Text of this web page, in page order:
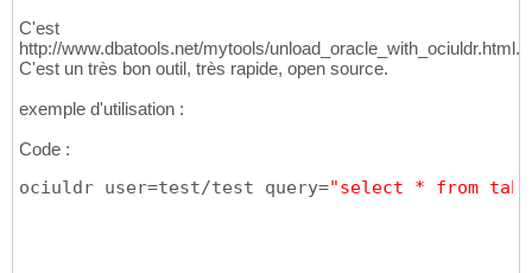
C'est
http://www.dbatools.net/mytools/unload_oracle_with_ociuldr.html.
C'est un très bon outil, très rapide, open source.
exemple d'utilisation :
Code :
ociuldr user=test/test query="select * from tab"